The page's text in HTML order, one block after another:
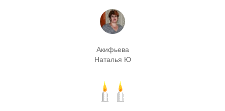
Акифьева
Наталья Ю